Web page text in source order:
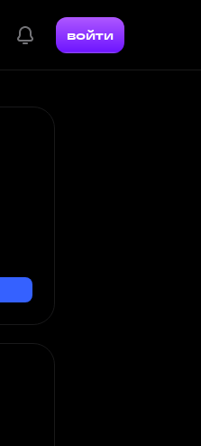
войти